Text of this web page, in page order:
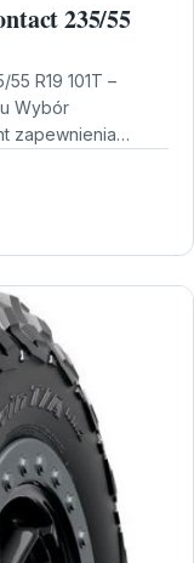
235/55
R19 101T –
Wybór
zapewnienia